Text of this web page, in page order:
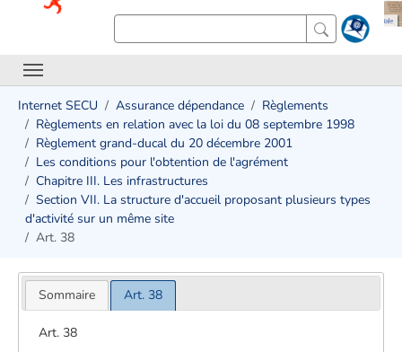
Internet SECU Assurance dépendance
Règlements
Règlements en relation avec la loi du 08 septembre 1998
Règlement grand-ducal du 20 décembre 2001
Les conditions pour l'obtention de l'agrément
Chapitre III. Les infrastructures
Section VII. La structure d'accueil proposant plusieurs types
d'activité sur un même site
Art. 38
Sommaire Art. 38
Art. 38